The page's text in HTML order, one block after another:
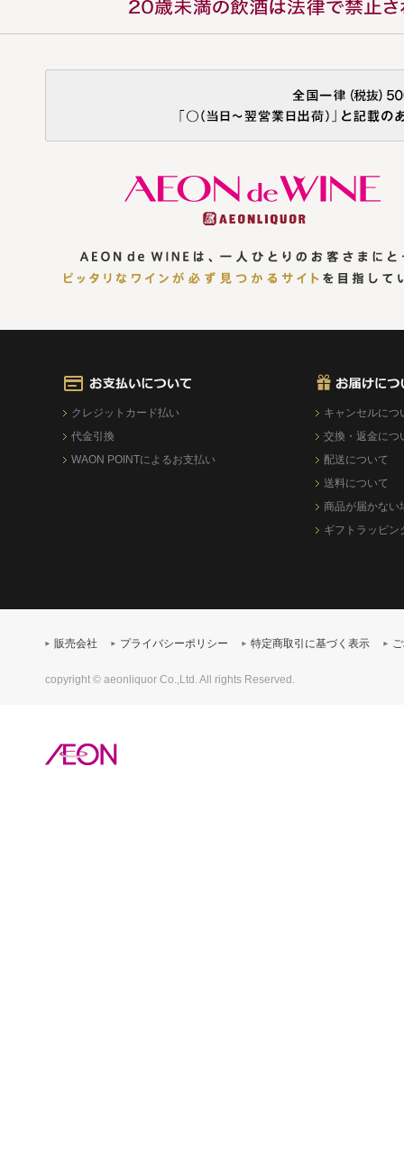
クレジットカード払い
代金引換
WAON POINTによるお支払い
キャンセルにつ
交換・返金につ
配送について
送料について
商品が届かない
ギフトラッピン
販売会社 プライバシーポリシー 特定商取引に基づく表示
copyright © aeonliquor Co.,Ltd. All rights Reserved.